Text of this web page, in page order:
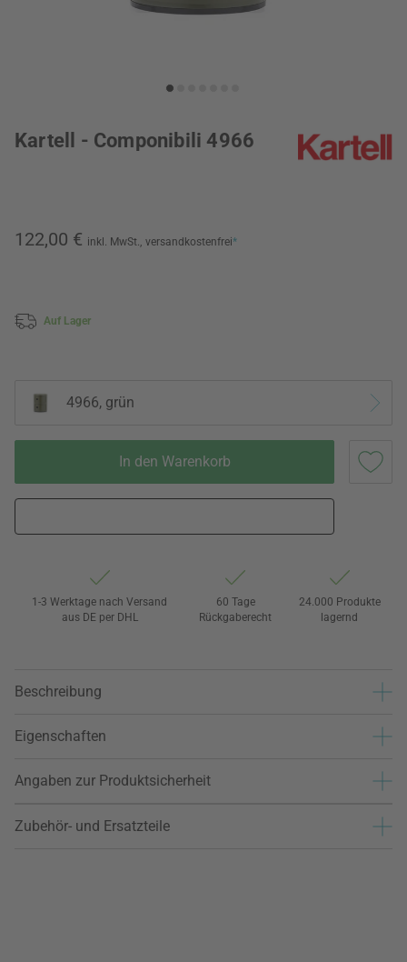
Kartell - Componibili 4966
122,00 € inkl. MwSt., versandkostenfrei*
Auf Lager
4966, grün
In den Warenkorb
1-3 Werktage nach Versand
aus DE per DHL
60 Tage
Rückgaberecht
24.000 Produkte
lagernd
Beschreibung
Eigenschaften
Angaben zur Produktsicherheit
Zubehör- und Ersatzteile